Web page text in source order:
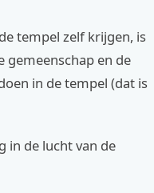
tempel zelf krijgen, is
gemeenschap en de
in de tempel (dat is
in de lucht van de